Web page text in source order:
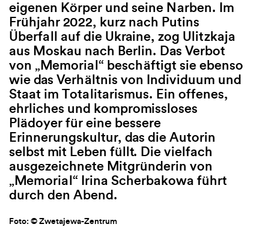
eigenen Körper und seine Narben. Im
Frühjahr 2022, kurz nach Putins
Überfall auf die Ukraine, zog Ulitzkaja
aus Moskau nach Berlin. Das Verbot
von „Memorial“ beschäftigt sie ebenso
wie das Verhältnis von Individuum und
Staat im Totalitarismus. Ein offenes,
ehrliches und kompromissloses
Plädoyer für eine bessere
Erinnerungskultur, das die Autorin
selbst mit Leben füllt. Die vielfach
ausgezeichnete Mitgründerin von
„Memorial“ Irina Scherbakowa führt
durch den Abend.
Foto: © Zwetajewa-Zentrum
einmal ihr gehörte – die
Gespräche mit Markus am
Küchentisch,
für Clara, ihre blonden
Geruch. Wie konnte es
ihre Tochter und sie sich
entfremdet haben? Und
bereits verloren geglaubten
noch aufnehmen?
Poetisch und zart erzählt
Schauspielerin und
Althauser in „Dunkelholz“
von der vielleicht einzigen
Mutter zu ihrem Kind. Und
Grafik: © Andreas
Anmeldung:
Datum: 25.9.2025,
Ort: Literaturhaus
Eintritt frei